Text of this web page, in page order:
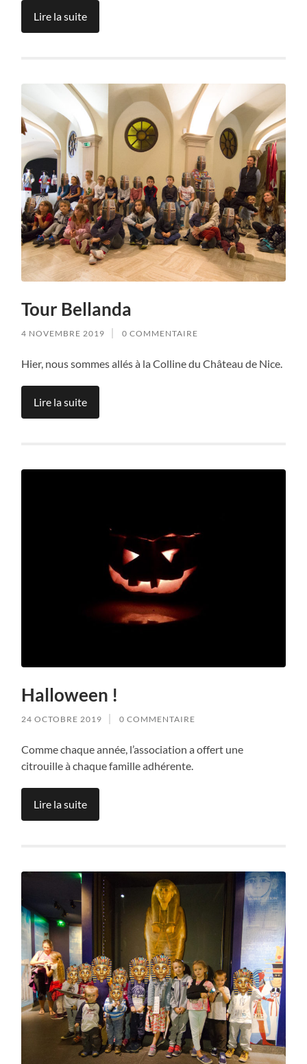
Lire la suite
Tour Bellanda
4 NOVEMBRE 2019 0 COMMENTAIRE
Hier, nous sommes allés à la Colline du Château de Nice.
Lire la suite
Halloween !
24 OCTOBRE 2019 0 COMMENTAIRE
Comme chaque année, l’association a offert une
citrouille à chaque famille adhérente.
Lire la suite